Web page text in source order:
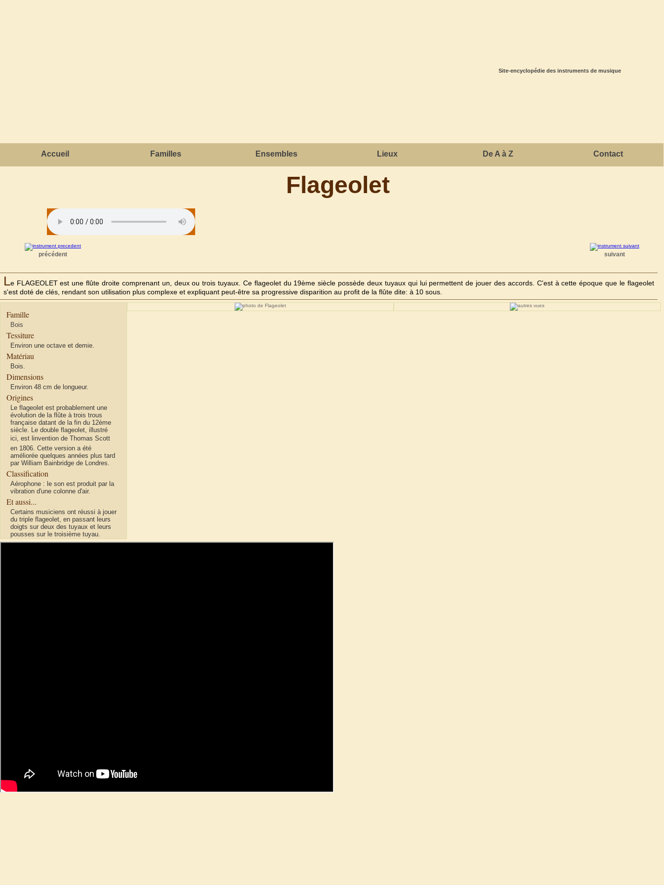
Site-encyclopédie des instruments de musique
Accueil Familles Ensembles Lieux De A à Z Contact
Flageolet
précédent suivant
Le FLAGEOLET est une flûte droite comprenant un, deux ou trois tuyaux. Ce flageolet du 19ème siècle possède deux tuyaux qui lui permettent de jouer des accords. C'est à cette époque que le flageolet
s'est doté de clés, rendant son utilisation plus complexe et expliquant peut-être sa progressive disparition au profit de la flûte dite: à 10 sous.
Famille
Bois
Tessiture
Environ une octave et demie.
Matériau
Bois.
Dimensions
Environ 48 cm de longueur.
Origines
Le flageolet est probablement une
évolution de la flûte à trois trous
française datant de la fin du 12ème
siècle. Le double flageolet, illustré
ici, est linvention de Thomas Scott
en 1806. Cette version a été
améliorée quelques années plus tard
par William Bainbridge de Londres.
Classification
Aérophone : le son est produit par la
vibration d'une colonne d'air.
Et aussi...
Certains musiciens ont réussi à jouer
du triple flageolet, en passant leurs
doigts sur deux des tuyaux et leurs
pousses sur le troisième tuyau.